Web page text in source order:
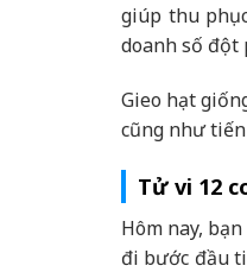
giúp thu
doanh số đột
Gieo hạt
cũng như
Tử vi 12
Hôm nay,
đi bước đầu